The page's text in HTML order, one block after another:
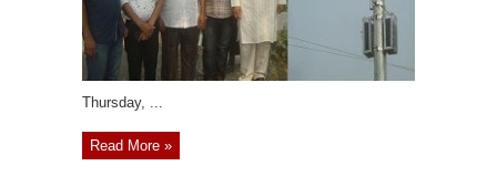
‎Thursday, ...
Read More »